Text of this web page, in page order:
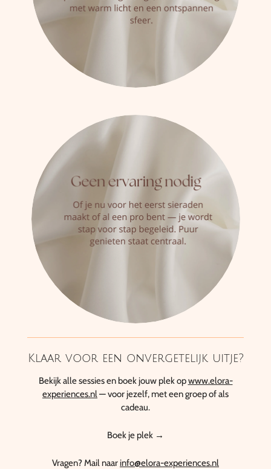
Klaar voor een onvergetelijk uitje?
Bekijk alle sessies en boek jouw plek opwww.elora-
experiences.nl— voor jezelf, met een groep of als
cadeau.
Boek je plek →
Vragen? Mail naar info@elora-experiences.nl